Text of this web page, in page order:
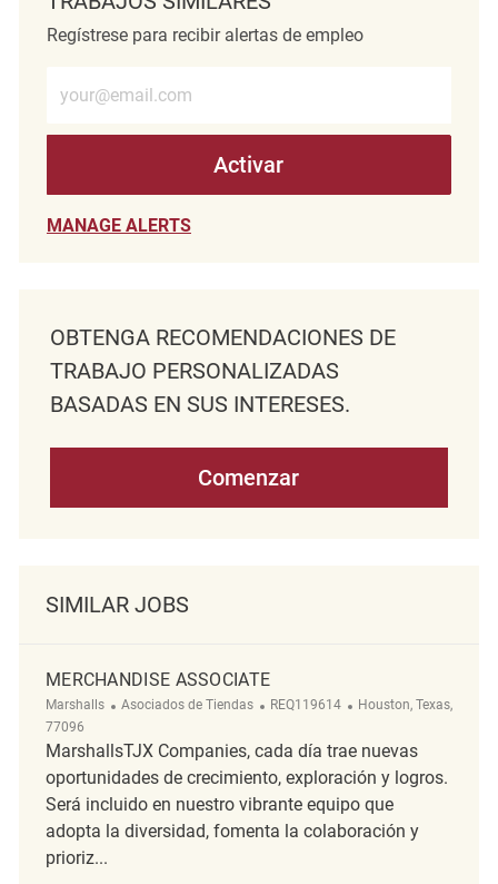
Regístrese para recibir alertas de empleo
Activar
MANAGE ALERTS
OBTENGA RECOMENDACIONES DE
TRABAJO PERSONALIZADAS
BASADAS EN SUS INTERESES.
Comenzar
SIMILAR JOBS
MERCHANDISE ASSOCIATE
Marshalls Categoría
Asociados de Tiendas ReqId
REQ119614 Ubicación
Houston, Texas,
77096
MarshallsTJX Companies, cada día trae nuevas
oportunidades de crecimiento, exploración y logros.
Será incluido en nuestro vibrante equipo que
adopta la diversidad, fomenta la colaboración y
prioriz...